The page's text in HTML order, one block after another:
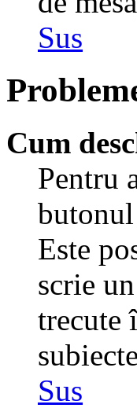
Sus
Cum
Pentru
Este
scrie
trecute
Sus